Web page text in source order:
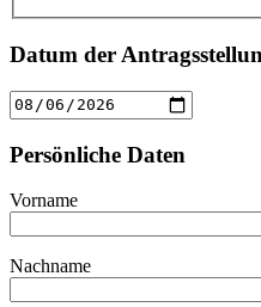
Datum der
Persönliche Daten
Vorname
Nachname